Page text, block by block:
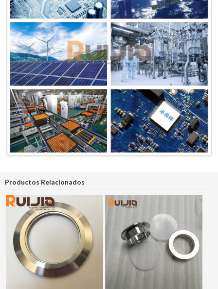
Productos Relacionados